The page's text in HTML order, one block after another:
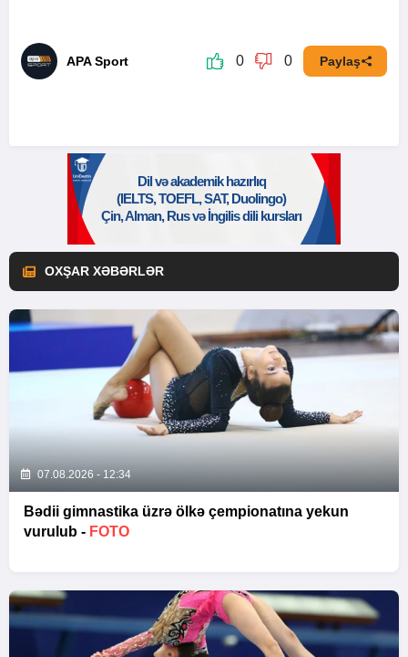
APA Sport 0 0 Paylaş
OXŞAR XƏBƏRLƏR
07.08.2026 - 12:34
Bədii gimnastika üzrə ölkə çempionatına yekun
vurulub - FOTO